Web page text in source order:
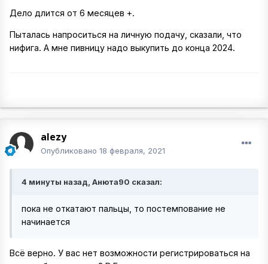
Дело длится от 6 месяцев +.
Пыталась напроситься на личную подачу, сказали, что
нифига. А мне пивницу надо выкупить до конца 2024.
alezy
Опубликовано 18 февраля, 2021
4 минуты назад, Анюта90 сказал:
пока не откатают пальцы, то постемпование не
начинается
Всё верно. У вас нет возможности регистрироваться на